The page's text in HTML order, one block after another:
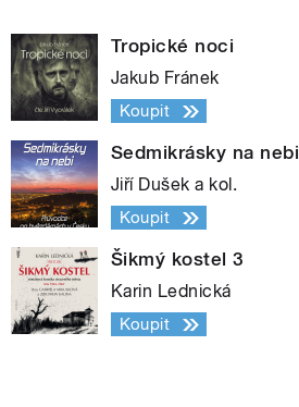
Tropické noci
Jakub Fránek
Koupit
Sedmikrásky na nebi
Jiří Dušek a kol.
Koupit
Šikmý kostel 3
Karin Lednická
Koupit